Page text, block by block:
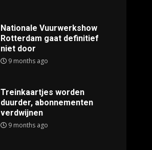
Nationale Vuurwerkshow
Rotterdam gaat definitief
niet door
9 months ago
Treinkaartjes worden
duurder, abonnementen
verdwijnen
9 months ago